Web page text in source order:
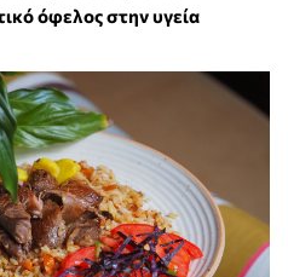
όφελος στην υγεία